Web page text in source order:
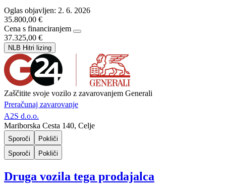
Oglas objavljen: 2. 6. 2026
35.800,00 €
Cena s financiranjem
37.325,00 €
NLB Hitri lizing
Zaščitite svoje vozilo z zavarovanjem Generali
Preračunaj zavarovanje
A2S d.o.o.
Mariborska Cesta 140, Celje
Sporoči
Pokliči
Sporoči
Pokliči
Druga vozila tega prodajalca